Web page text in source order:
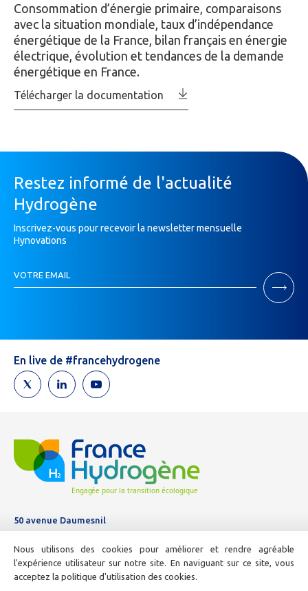
Consommation d’énergie primaire, comparaisons
avec la situation mondiale, taux d’indépendance
énergétique de la France, bilan français en énergie
électrique, évolution et tendances de la demande
énergétique en France.
Télécharger la documentation
Restez informé de l'actualité
Hydrogène
Inscrivez-vous pour recevoir la newsletter mensuelle
Hynovations
Newsletter
VOTRE EMAIL
Si
un
humain,
ne
remplissez
pas
En live de #francehydrogene
50 avenue Daumesnil
01 44 11 10 04
E-mail :
info@france-hydrogene.org
Nous utilisons des cookies pour améliorer et rendre agréable
l'expérience utilisateur sur notre site. En naviguant sur ce site, vous
acceptez la politique d'utilisation des cookies.